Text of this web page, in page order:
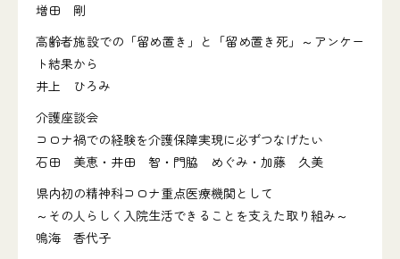
増田 剛
高齢者施設での「留め置き」と「留め置き死」～アンケー
ト結果から
井上 ひろみ
介護座談会
コロナ禍での経験を介護保障実現に必ずつなげたい
石田 美恵・井田 智・門脇 めぐみ・加藤 久美
県内初の精神科コロナ重点医療機関として
～その人らしく入院生活できることを支えた取り組み～
鳴海 香代子